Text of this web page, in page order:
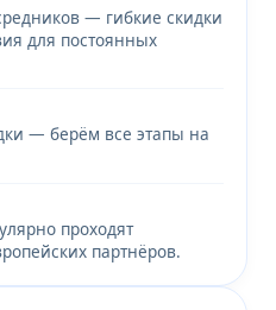
— гибкие скидки
для постоянных
— берём все этапы на
проходят
партнёров.